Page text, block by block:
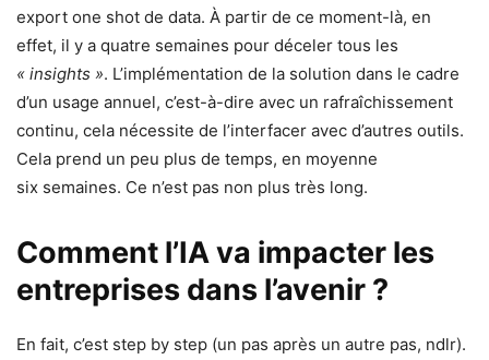
export one shot de data. À partir de ce moment-là, en
effet, il y a quatre semaines pour déceler tous les
« insights ». L’implémentation de la solution dans le cadre
d’un usage annuel, c’est-à-dire avec un rafraîchissement
continu, cela nécessite de l’interfacer avec d’autres outils.
Cela prend un peu plus de temps, en moyenne
six semaines. Ce n’est pas non plus très long.
Comment l’IA va impacter les
entreprises dans l’avenir ?
En fait, c’est step by step (un pas après un autre pas, ndlr).